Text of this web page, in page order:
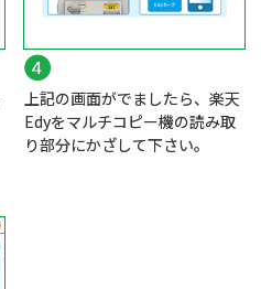
上記の画面がでましたら、楽天
Edyをマルチコピー機の読み取
り部分にかざして下さい。